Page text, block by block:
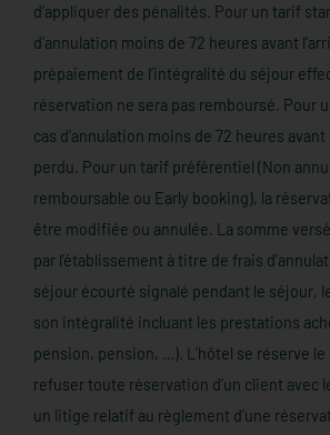
d’appliquer des pénalités. Pour un tarif
d’annulation moins de 72 heures avant
prépaiement de l’intégralité du séjour
réservation ne sera pas remboursé. Pour
cas d’annulation moins de 72 heures avant
perdu. Pour un tarif préférentiel (Non
remboursable ou Early booking), la
être modifiée ou annulée. La somme
par l’établissement à titre de frais
séjour écourté signalé pendant le séjour,
son intégralité incluant les prestations
pension, pension, …). L’hôtel se réserve le
refuser toute réservation d’un client avec
un litige relatif au règlement d’une